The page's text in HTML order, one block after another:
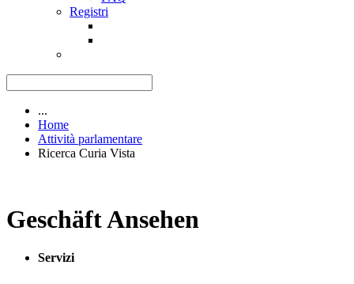
Registri
...
Home
Attività parlamentare
Ricerca Curia Vista
Geschäft Ansehen
Servizi